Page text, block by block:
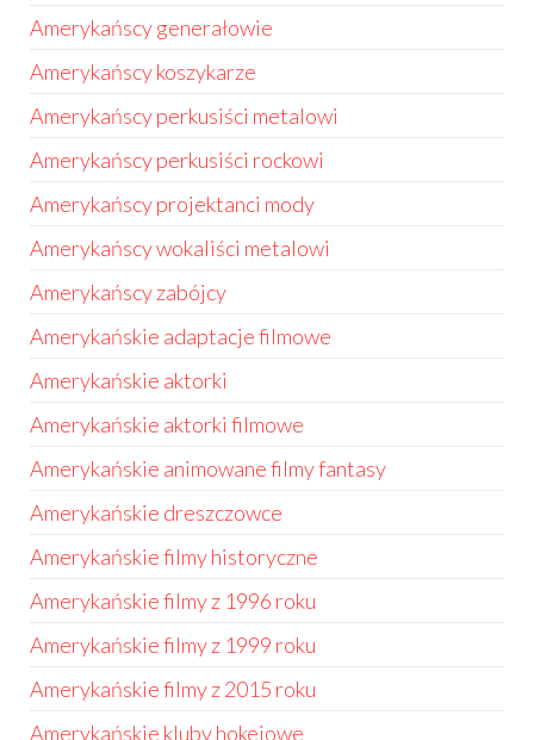
Amerykańscy generałowie
Amerykańscy koszykarze
Amerykańscy perkusiści metalowi
Amerykańscy perkusiści rockowi
Amerykańscy projektanci mody
Amerykańscy wokaliści metalowi
Amerykańscy zabójcy
Amerykańskie adaptacje filmowe
Amerykańskie aktorki
Amerykańskie aktorki filmowe
Amerykańskie animowane filmy fantasy
Amerykańskie dreszczowce
Amerykańskie filmy historyczne
Amerykańskie filmy z 1996 roku
Amerykańskie filmy z 1999 roku
Amerykańskie filmy z 2015 roku
Amerykańskie kluby hokejowe